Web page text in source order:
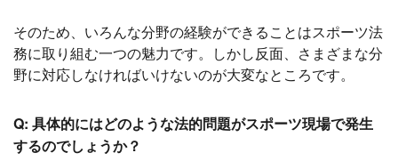
そのため、いろんな分野の経験ができることはスポーツ法
務に取り組む一つの魅力です。しかし反面、さまざまな分
野に対応しなければいけないのが大変なところです。
Q: 具体的にはどのような法的問題がスポーツ現場で発生
するのでしょうか？